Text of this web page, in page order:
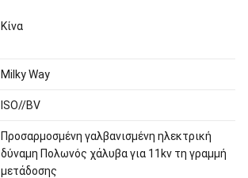
Κίνα
Milky Way
ISO//BV
Προσαρμοσμένη γαλβανισμένη ηλεκτρική
δύναμη Πολωνός χάλυβα για 11kv τη γραμμή
μετάδοσης